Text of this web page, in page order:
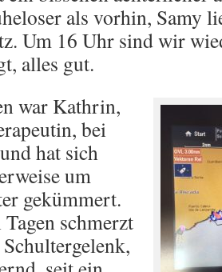
als vorhin, Samy
Um 16 Uhr sind wir
alles gut.
war Kathrin,
bei
hat sich
um
gekümmert.
schmerzt